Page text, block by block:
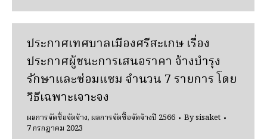
ประกาศเทศบาลเมืองศรีสะเกษ เรื่อง
ประกาศผู้ชนะการเสนอราคา จ้างบำรุง
รักษาและซ่อมแซม จำนวน 7 รายการ โดย
วิธีเฉพาะเจาะจง
ผลการจัดซื้อจัดจ้าง,ผลการจัดซื้อจัดจ้างปี 2566 Bysisaket
7 กรกฎาคม 2023